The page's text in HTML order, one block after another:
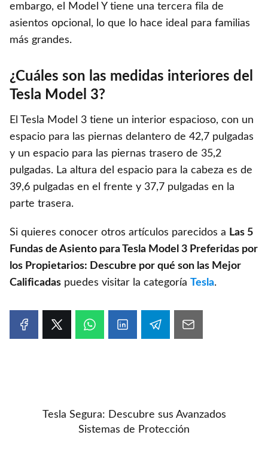
embargo, el Model Y tiene una tercera fila de
asientos opcional, lo que lo hace ideal para familias
más grandes.
¿Cuáles son las medidas interiores del
Tesla Model 3?
El Tesla Model 3 tiene un interior espacioso, con un
espacio para las piernas delantero de 42,7 pulgadas
y un espacio para las piernas trasero de 35,2
pulgadas. La altura del espacio para la cabeza es de
39,6 pulgadas en el frente y 37,7 pulgadas en la
parte trasera.
Si quieres conocer otros artículos parecidos a Las 5
Fundas de Asiento para Tesla Model 3 Preferidas por
los Propietarios: Descubre por qué son las Mejor
Calificadas puedes visitar la categoría Tesla.
Tesla Segura: Descubre sus Avanzados
Sistemas de Protección